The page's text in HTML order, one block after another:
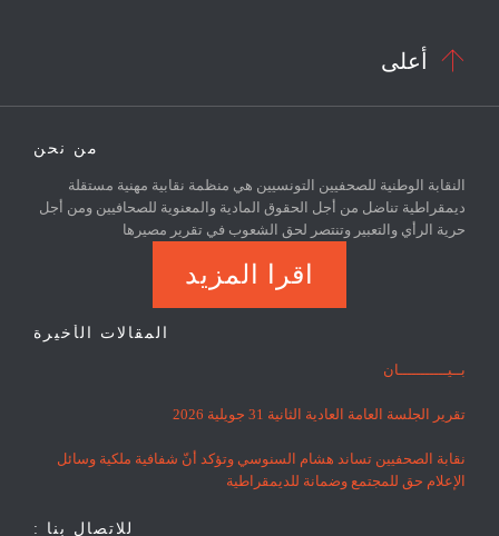
 أعلى
من نحن
النقابة الوطنية للصحفيين التونسيين هي منظمة نقابية مهنية مستقلة
ديمقراطية تناضل من أجل الحقوق المادية والمعنوية للصحافيين ومن أجل
حرية الرأي والتعبير وتنتصر لحق الشعوب في تقرير مصيرها
اقرا المزيد
المقالات الأخيرة
بــيـــــــــــان
تقرير الجلسة العامة العادية الثانية 31 جويلية 2026
نقابة الصحفيين تساند هشام السنوسي وتؤكد أنّ شفافية ملكية وسائل
الإعلام حق للمجتمع وضمانة للديمقراطية
للاتصال بنا :